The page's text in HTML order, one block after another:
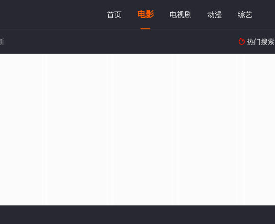
首页 电影 电视剧 动漫 综艺
 热门搜索